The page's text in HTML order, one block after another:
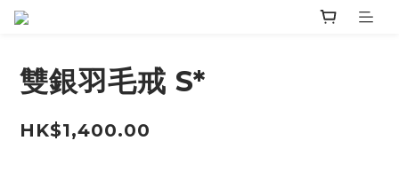
雙銀羽毛戒 S*
HK$1,400.00